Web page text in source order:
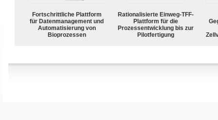
Fortschrittliche Plattform
für Datenmanagement und
Automatisierung von
Bioprozessen
Rationalisierte Einweg-TFF-
Plattform für die
Prozessentwicklung bis zur
Pilotfertigung